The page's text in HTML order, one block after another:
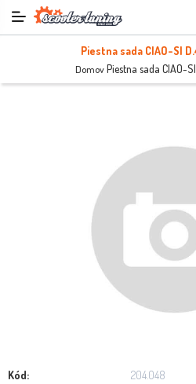
Piestna sada CIAO-SI
Domov Piestna sada CIAO-
Kód: 204.048